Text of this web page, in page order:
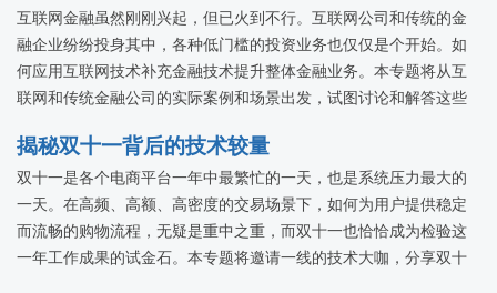
互联网金融虽然刚刚兴起，但已火到不行。互联网公司和传统的金
融企业纷纷投身其中，各种低门槛的投资业务也仅仅是个开始。如
何应用互联网技术补充金融技术提升整体金融业务。本专题将从互
联网和传统金融公司的实际案例和场景出发，试图讨论和解答这些
揭秘双十一背后的技术较量
双十一是各个电商平台一年中最繁忙的一天，也是系统压力最大的
一天。在高频、高额、高密度的交易场景下，如何为用户提供稳定
而流畅的购物流程，无疑是重中之重，而双十一也恰恰成为检验这
一年工作成果的试金石。本专题将邀请一线的技术大咖，分享双十